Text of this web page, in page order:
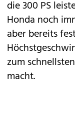
die 300 PS
Honda noch
aber bereits
zum
macht.